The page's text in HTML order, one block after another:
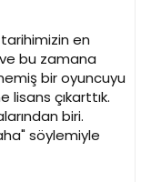
en
bu zamana
bir oyuncuyu
lisans çıkarttık.
biri.
söylemiyle